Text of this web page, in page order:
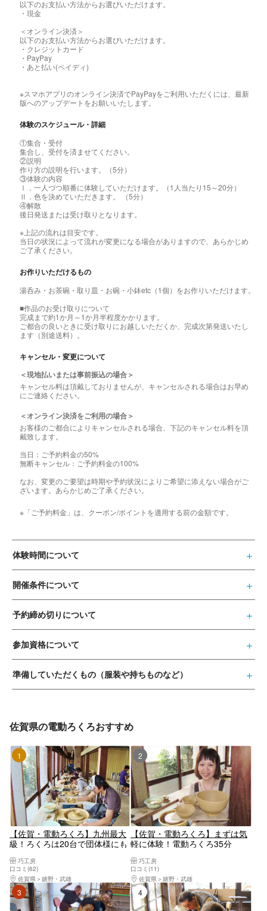
以下のお支払い方法からお選びいただけます。
・現金
＜オンライン決済＞
以下のお支払い方法からお選びいただけます。
・クレジットカード
・PayPay
・あと払い(ペイディ)
※スマホアプリのオンライン決済でPayPayをご利用いただくには、最新
版へのアップデートをお願いいたします。
体験のスケジュール・詳細
①集合・受付
集合し、受付を済ませてください。
②説明
作り方の説明を行います。（5分）
③体験の内容
Ⅰ．一人づつ順番に体験していただけます。（1人当たり15～20分）
Ⅱ．色を決めていただきます。 （5分）
④解散
後日発送または受け取りとなります。
※上記の流れは目安です。
当日の状況によって流れが変更になる場合がありますので、あらかじめ
ご了承ください。
お作りいただけるもの
湯呑み・お茶碗・取り皿・お碗・小鉢etc（1個）をお作りいただけます。
■作品のお受け取りについて
完成まで約1か月～1か月半程度かかります。
ご都合の良いときに受け取りにお越しいただくか、完成次第発送いたし
ます（別途送料）。
キャンセル・変更について
＜現地払いまたは事前振込の場合＞
キャンセル料は頂戴しておりませんが、キャンセルされる場合はお早め
にご連絡ください。
＜オンライン決済をご利用の場合＞
お客様のご都合によりキャンセルされる場合、下記のキャンセル料を頂
戴致します。
当日：ご予約料金の50%
無断キャンセル：ご予約料金の100%
なお、変更のご要望は時期や予約状況によりご希望に添えない場合がご
ざいます。あらかじめご了承ください。
※「ご予約料金」は、クーポン/ポイントを適用する前の金額です。
体験時間について
開催条件について
予約締め切りについて
参加資格について
準備していただくもの（服装や持ちものなど）
佐賀県の電動ろくろおすすめ
1位
【佐賀・電動ろくろ】九州最大
級！ろくろは20台で団体様にも
れる1.8kg・最大40名様）
巧工房
口コミ(62)
佐賀県
嬉野・武雄
2位
【佐賀・電動ろくろ】まずは気
軽に体験！電動ろくろ35分
巧工房
口コミ(11)
佐賀県
嬉野・武雄
3位 4位